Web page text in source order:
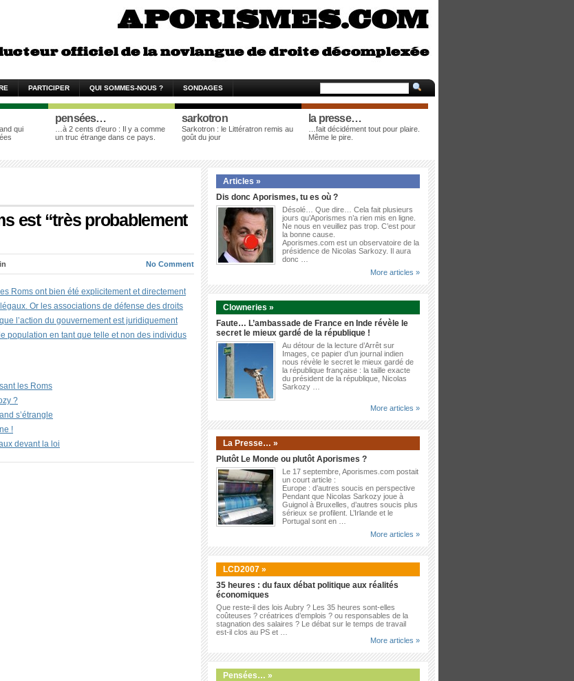
PARTICIPER QUI SOMMES-NOUS ? SONDAGES
qui
pensées…
…à 2 cents d’euro : Il y a comme
un truc étrange dans ce pays.
sarkotron
Sarkotron : le Littératron remis au
goût du jour
la presse…
…fait décidément tout pour plaire.
Même le pire.
est “très probablement
No Comment
Roms ont bien été explicitement et directement
Or les associations de défense des droits
l’action du gouvernement est juridiquement
population en tant que telle et non des individus
les Roms
?
s’étrangle
!
devant la loi
Articles »
Dis donc Aporismes, tu es où ?
Désolé… Que dire… Cela fait plusieurs
jours qu’Aporismes n’a rien mis en ligne.
Ne nous en veuillez pas trop. C’est pour
la bonne cause.
Aporismes.com est un observatoire de la
présidence de Nicolas Sarkozy. Il aura
donc …
More articles »
Clowneries »
Faute… L’ambassade de France en Inde révèle le
secret le mieux gardé de la république !
Au détour de la lecture d’Arrêt sur
Images, ce papier d’un journal indien
nous révèle le secret le mieux gardé de
la république française : la taille exacte
du président de la république, Nicolas
Sarkozy …
More articles »
La Presse… »
Plutôt Le Monde ou plutôt Aporismes ?
Le 17 septembre, Aporismes.com postait
un court article :
Europe : d’autres soucis en perspective
Pendant que Nicolas Sarkozy joue à
Guignol à Bruxelles, d’autres soucis plus
sérieux se profilent. L’Irlande et le
Portugal sont en …
More articles »
LCD2007 »
35 heures : du faux débat politique aux réalités
économiques
Que reste-il des lois Aubry ? Les 35 heures sont-elles
coûteuses ? créatrices d’emplois ? ou responsables de la
stagnation des salaires ? Le débat sur le temps de travail
est-il clos au PS et …
More articles »
Pensées… »